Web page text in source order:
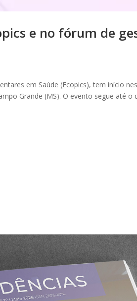
e no fórum de
em Saúde (Ecopics), tem início
Grande (MS). O evento segue até o